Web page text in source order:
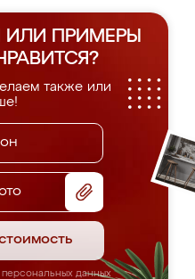
ИЛИ ПРИМЕРЫ
также или
данных